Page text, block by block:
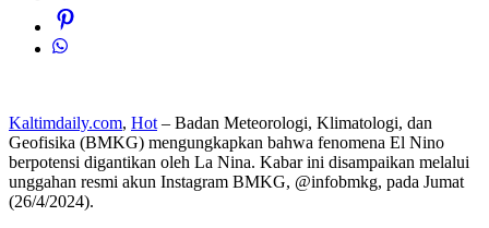
Kaltimdaily.com, Hot – Badan Meteorologi, Klimatologi, dan
Geofisika (BMKG) mengungkapkan bahwa fenomena El Nino
berpotensi digantikan oleh La Nina. Kabar ini disampaikan melalui
unggahan resmi akun Instagram BMKG, @infobmkg, pada Jumat
(26/4/2024).